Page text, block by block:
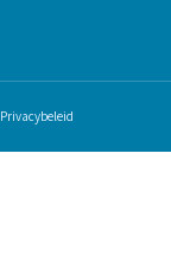
Privacybeleid